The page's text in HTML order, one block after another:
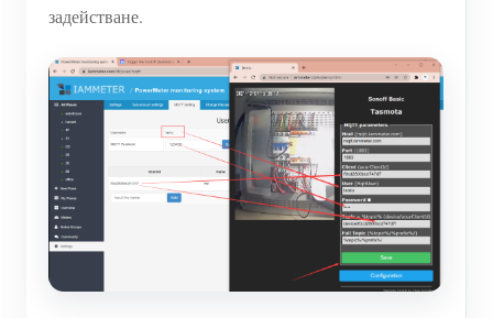
задействане.